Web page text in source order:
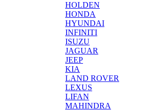
HOLDEN
HONDA
HYUNDAI
INFINITI
ISUZU
JAGUAR
JEEP
KIA
LAND ROVER
LEXUS
LIFAN
MAHINDRA